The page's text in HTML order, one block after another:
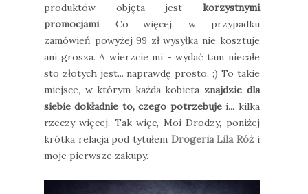
produktów objęta jest korzystnymi
promocjami. Co więcej, w przypadku
zamówień powyżej 99 zł wysyłka nie kosztuje
ani grosza. A wierzcie mi - wydać tam niecałe
sto złotych jest... naprawdę prosto. ;) To takie
miejsce, w którym każda kobieta znajdzie dla
siebie dokładnie to, czego potrzebujei... kilka
rzeczy więcej. Tak więc, Moi Drodzy, poniżej
krótka relacja pod tytułem Drogeria Lila Różi
moje pierwsze zakupy.